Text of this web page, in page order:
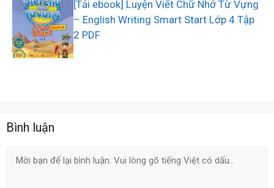
[Tải ebook] Luyện Viết Chữ Nhớ Từ Vựng
– English Writing Smart Start Lớp 4 Tập
2 PDF
Bình luận
Comment